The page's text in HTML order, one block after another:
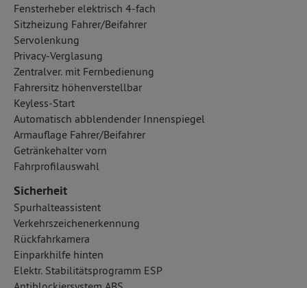
Fensterheber elektrisch 4-fach
Sitzheizung Fahrer/Beifahrer
Servolenkung
Privacy-Verglasung
Zentralver. mit Fernbedienung
Fahrersitz höhenverstellbar
Keyless-Start
Automatisch abblendender Innenspiegel
Armauflage Fahrer/Beifahrer
Getränkehalter vorn
Fahrprofilauswahl
Sicherheit
Spurhalteassistent
Verkehrszeichenerkennung
Rückfahrkamera
Einparkhilfe hinten
Elektr. Stabilitätsprogramm ESP